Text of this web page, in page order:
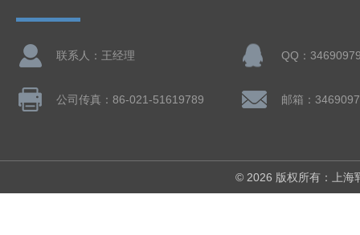
联系人：王经理 QQ：
公司传真：86-021-51619789 邮箱：
© 2026 版权所有：上